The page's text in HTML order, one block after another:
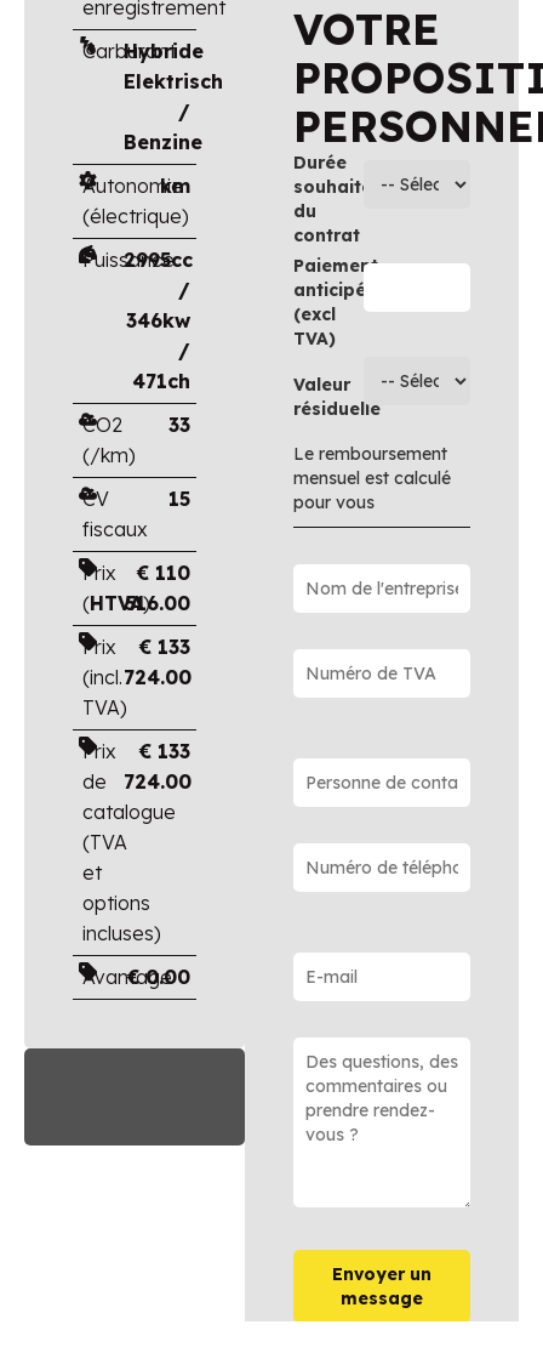
enregistrement
Carburant
Hybride
Elektrisch
/
Benzine
Autonomie
(électrique)
km
Puissance
2995cc
/
346kw
/
471ch
CO2
(/km)
33
CV
fiscaux
15
Prix
(HTVA)
€ 110
516.00
Prix
(incl.
TVA)
€ 133
724.00
Prix
de
catalogue
(TVA
et
options
incluses)
€ 133
724.00
Avantage
€0.00
VOTRE
Durée
souhaitée
du
contrat
Paiement
anticipé
(excl
TVA)
Valeur
résiduelle
Le remboursement
mensuel est calculé
pour vous
Envoyer un
message